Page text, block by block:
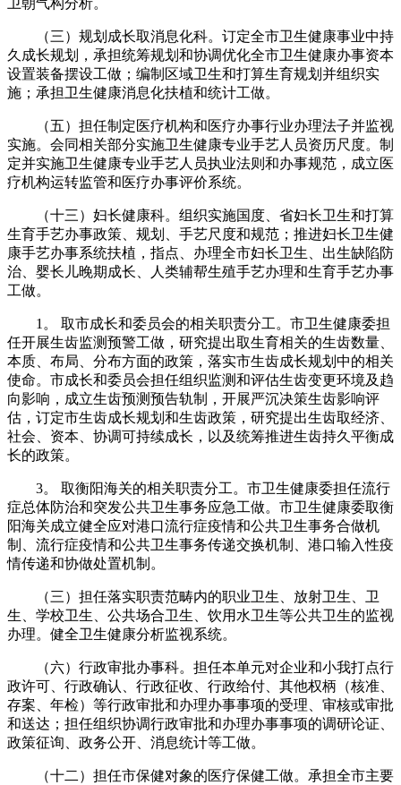
（三）规划成长取消息化科。订定全市卫生健康事业中持
久成长规划，承担统筹规划和协调优化全市卫生健康办事资本
设置装备摆设工做；编制区域卫生和打算生育规划并组织实
施；承担卫生健康消息化扶植和统计工做。
（五）担任制定医疗机构和医疗办事行业办理法子并监视
实施。会同相关部分实施卫生健康专业手艺人员资历尺度。制
定并实施卫生健康专业手艺人员执业法则和办事规范，成立医
疗机构运转监管和医疗办事评价系统。
（十三）妇长健康科。组织实施国度、省妇长卫生和打算
生育手艺办事政策、规划、手艺尺度和规范；推进妇长卫生健
康手艺办事系统扶植，指点、办理全市妇长卫生、出生缺陷防
治、婴长儿晚期成长、人类辅帮生殖手艺办理和生育手艺办事
工做。
1。 取市成长和委员会的相关职责分工。市卫生健康委担
任开展生齿监测预警工做，研究提出取生育相关的生齿数量、
本质、布局、分布方面的政策，落实市生齿成长规划中的相关
使命。市成长和委员会担任组织监测和评估生齿变更环境及趋
向影响，成立生齿预测预告轨制，开展严沉决策生齿影响评
估，订定市生齿成长规划和生齿政策，研究提出生齿取经济、
社会、资本、协调可持续成长，以及统筹推进生齿持久平衡成
长的政策。
3。 取衡阳海关的相关职责分工。市卫生健康委担任流行
症总体防治和突发公共卫生事务应急工做。市卫生健康委取衡
阳海关成立健全应对港口流行症疫情和公共卫生事务合做机
制、流行症疫情和公共卫生事务传递交换机制、港口输入性疫
情传递和协做处置机制。
（三）担任落实职责范畴内的职业卫生、放射卫生、卫
生、学校卫生、公共场合卫生、饮用水卫生等公共卫生的监视
办理。健全卫生健康分析监视系统。
（六）行政审批办事科。担任本单元对企业和小我打点行
政许可、行政确认、行政征收、行政给付、其他权柄（核准、
存案、年检）等行政审批和办理办事事项的受理、审核或审批
和送达；担任组织协调行政审批和办理办事事项的调研论证、
政策征询、政务公开、消息统计等工做。
（十二）担任市保健对象的医疗保健工做。承担全市主要